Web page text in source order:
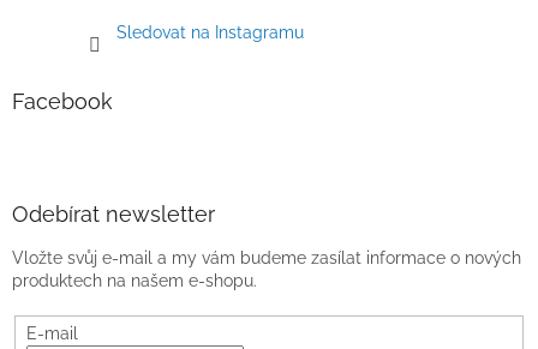
Sledovat na Instagramu
Facebook
Odebírat newsletter
Vložte svůj e-mail a my vám budeme zasílat informace o nových
produktech na našem e-shopu.
E-mail